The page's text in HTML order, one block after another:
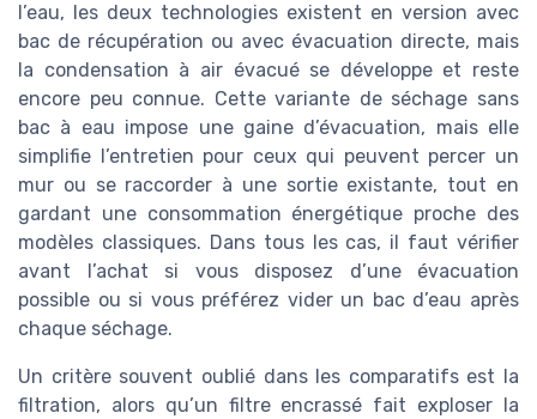
l’eau, les deux technologies existent en version avec
bac de récupération ou avec évacuation directe, mais
la condensation à air évacué se développe et reste
encore peu connue. Cette variante de séchage sans
bac à eau impose une gaine d’évacuation, mais elle
simplifie l’entretien pour ceux qui peuvent percer un
mur ou se raccorder à une sortie existante, tout en
gardant une consommation énergétique proche des
modèles classiques. Dans tous les cas, il faut vérifier
avant l’achat si vous disposez d’une évacuation
possible ou si vous préférez vider un bac d’eau après
chaque séchage.
Un critère souvent oublié dans les comparatifs est la
filtration, alors qu’un filtre encrassé fait exploser la